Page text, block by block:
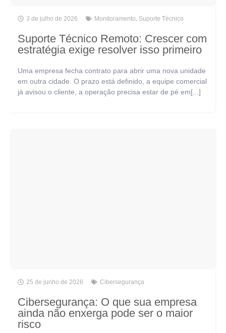
3 de julho de 2026 Monitoramento Suporte Técnico
Suporte Técnico Remoto: Crescer com
estratégia exige resolver isso primeiro
Uma empresa fecha contrato para abrir uma nova unidade
em outra cidade. O prazo está definido, a equipe comercial
já avisou o cliente, a operação precisa estar de pé em[...]
25 de junho de 2026 Cibersegurança
Cibersegurança: O que sua empresa
ainda não enxerga pode ser o maior
risco